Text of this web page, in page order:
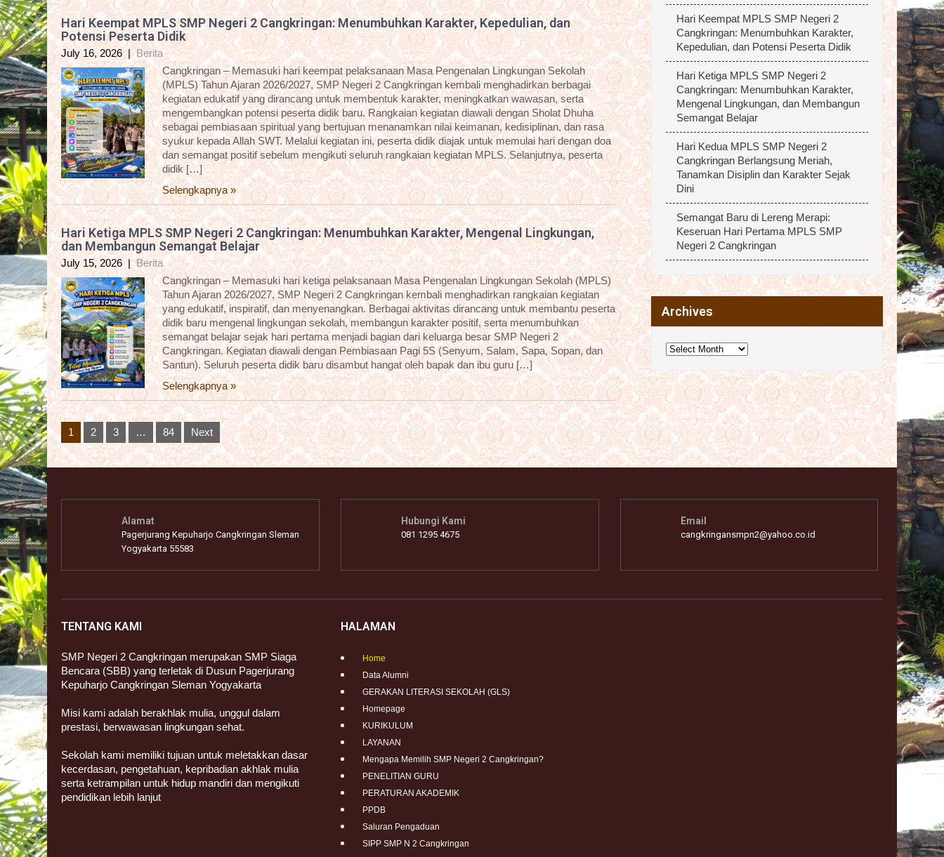
Hari Keempat MPLS SMP Negeri 2 Cangkringan: Menumbuhkan Karakter, Kepedulian, dan
Potensi Peserta Didik
July 16, 2026 |Berita
Cangkringan – Memasuki hari keempat pelaksanaan Masa Pengenalan Lingkungan Sekolah
(MPLS) Tahun Ajaran 2026/2027, SMP Negeri 2 Cangkringan kembali menghadirkan berbagai
kegiatan edukatif yang dirancang untuk membentuk karakter, meningkatkan wawasan, serta
mengembangkan potensi peserta didik baru. Rangkaian kegiatan diawali dengan Sholat Dhuha
sebagai pembiasaan spiritual yang bertujuan menanamkan nilai keimanan, kedisiplinan, dan rasa
syukur kepada Allah SWT. Melalui kegiatan ini, peserta didik diajak untuk memulai hari dengan doa
dan semangat positif sebelum mengikuti seluruh rangkaian kegiatan MPLS. Selanjutnya, peserta
didik […]
Selengkapnya »
Hari Ketiga MPLS SMP Negeri 2 Cangkringan: Menumbuhkan Karakter, Mengenal Lingkungan,
dan Membangun Semangat Belajar
July 15, 2026 |Berita
Cangkringan – Memasuki hari ketiga pelaksanaan Masa Pengenalan Lingkungan Sekolah (MPLS)
Tahun Ajaran 2026/2027, SMP Negeri 2 Cangkringan kembali menghadirkan rangkaian kegiatan
yang edukatif, inspiratif, dan menyenangkan. Berbagai aktivitas dirancang untuk membantu peserta
didik baru mengenal lingkungan sekolah, membangun karakter positif, serta menumbuhkan
semangat belajar sejak hari pertama menjadi bagian dari keluarga besar SMP Negeri 2
Cangkringan. Kegiatan diawali dengan Pembiasaan Pagi 5S (Senyum, Salam, Sapa, Sopan, dan
Santun). Seluruh peserta didik baru disambut hangat oleh bapak dan ibu guru […]
Selengkapnya »
Posts
pagination
1 2 3 … 84 Next
Hari Keempat MPLS SMP Negeri 2
Cangkringan: Menumbuhkan Karakter,
Kepedulian, dan Potensi Peserta Didik
Hari Ketiga MPLS SMP Negeri 2
Cangkringan: Menumbuhkan Karakter,
Mengenal Lingkungan, dan Membangun
Semangat Belajar
Hari Kedua MPLS SMP Negeri 2
Cangkringan Berlangsung Meriah,
Tanamkan Disiplin dan Karakter Sejak
Dini
Semangat Baru di Lereng Merapi:
Keseruan Hari Pertama MPLS SMP
Negeri 2 Cangkringan
Archives
Archives
Alamat
Pagerjurang Kepuharjo Cangkringan Sleman
Yogyakarta 55583
Hubungi Kami
081 1295 4675
Email
cangkringansmpn2@yahoo.co.id
TENTANG KAMI
SMP Negeri 2 Cangkringan merupakan SMP Siaga
Bencara (SBB) yang terletak di Dusun Pagerjurang
Kepuharjo Cangkringan Sleman Yogyakarta
Misi kami adalah berakhlak mulia, unggul dalam
prestasi, berwawasan lingkungan sehat.
Sekolah kami memiliki tujuan untuk meletakkan dasar
kecerdasan, pengetahuan, kepribadian akhlak mulia
serta ketrampilan untuk hidup mandiri dan mengikuti
pendidikan lebih lanjut
HALAMAN
Home
Data Alumni
GERAKAN LITERASI SEKOLAH (GLS)
Homepage
KURIKULUM
LAYANAN
Mengapa Memilih SMP Negeri 2 Cangkringan?
PENELITIAN GURU
PERATURAN AKADEMIK
PPDB
Saluran Pengaduan
SIPP SMP N 2 Cangkringan